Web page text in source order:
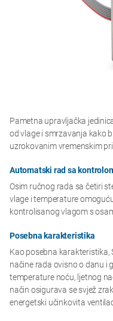
Pametna upravljačka
od vlage i smrzavanja kako
uzrokovanim vremenskim
Automatski rad sa
Osim ručnog rada sa četiri
vlage i temperature
kontrolisanog vlagom s
Posebna karakteristika
Kao posebna
načine rada ovisno o danu i
temperature noću, ljetnog
način osigurava se svjež
energetski učinkovita